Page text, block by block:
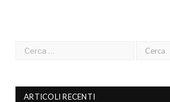
ARTICOLI RECENTI